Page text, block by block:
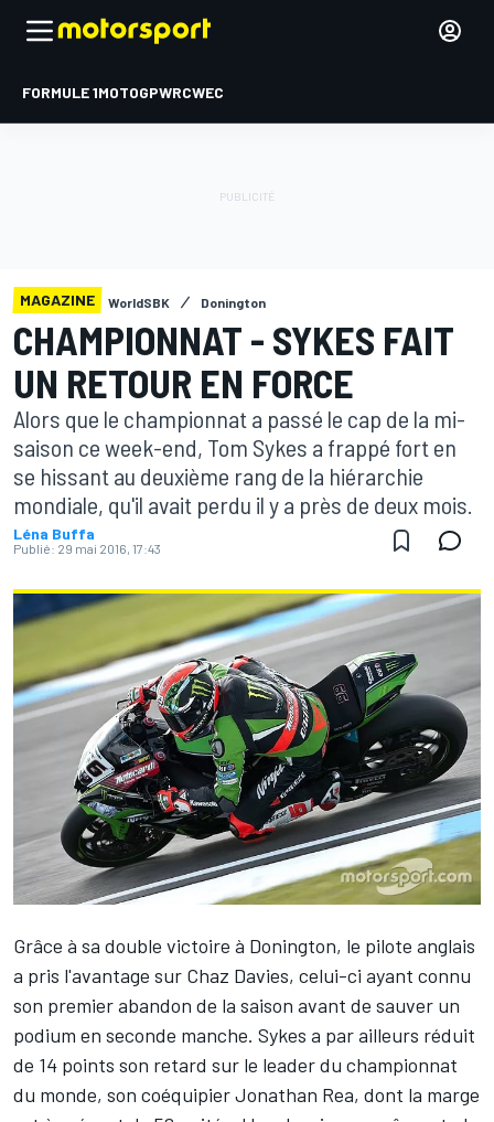
FORMULE 1MOTOGPWRCWEC
MAGAZINE WorldSBK Donington
CHAMPIONNAT - SYKES FAIT
UN RETOUR EN FORCE
Alors que le championnat a passé le cap de la mi-
saison ce week-end, Tom Sykes a frappé fort en
se hissant au deuxième rang de la hiérarchie
mondiale, qu'il avait perdu il y a près de deux mois.
Léna Buffa
Publié: 29 mai 2016, 17:43
Grâce à sa double victoire à Donington, le pilote anglais
a pris l'avantage sur Chaz Davies, celui-ci ayant connu
son premier abandon de la saison avant de sauver un
podium en seconde manche. Sykes a par ailleurs réduit
de 14 points son retard sur le leader du championnat
du monde, son coéquipier Jonathan Rea, dont la marge